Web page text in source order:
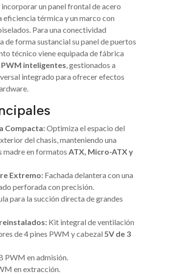
un panel frontal de acero
térmica y un marco con
Para una conectividad
de forma sustancial su panel de puertos
técnico viene equipada de fábrica
PWM inteligentes, gestionados a
integrado para ofrecer efectos
Compacta:Optimiza el espacio del
del chasis, manteniendo una
en formatos ATX, Micro-ATX y
Extremo: Fachada delantera con una
perforada con precisión.
para la succión directa de grandes
Kit integral de ventilación
de 4 pines PWM y cabezal 5V de 3
PWM en admisión.
en extracción.